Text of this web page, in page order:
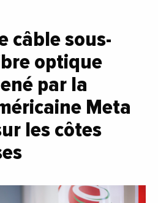
câble sous-
optique
par la
Meta
les côtes